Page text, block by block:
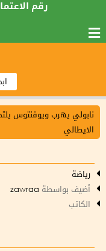
رقم
نابولي يهرب ويوفنتوس
الايطالي
رياضة
أضيف بواسطة
الكاتب